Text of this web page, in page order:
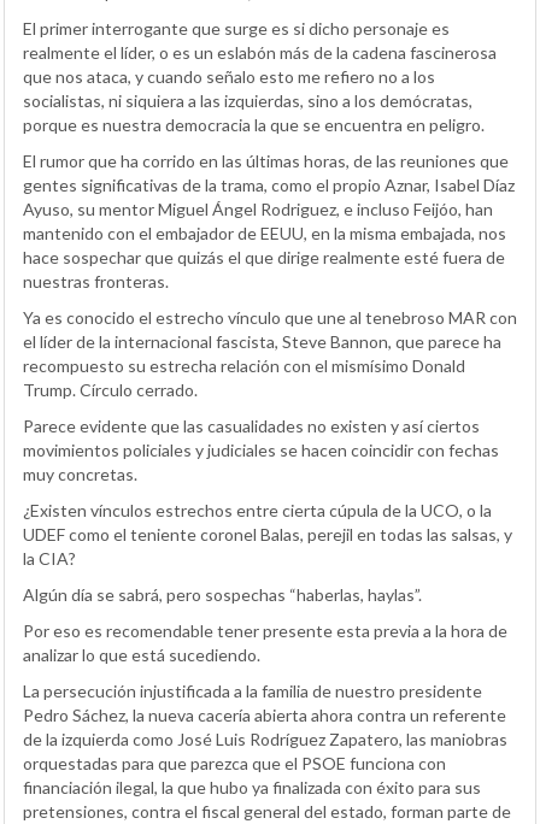
El primer interrogante que surge es si dicho personaje es
realmente el líder, o es un eslabón más de la cadena fascinerosa
que nos ataca, y cuando señalo esto me refiero no a los
socialistas, ni siquiera a las izquierdas, sino a los demócratas,
porque es nuestra democracia la que se encuentra en peligro.
El rumor que ha corrido en las últimas horas, de las reuniones que
gentes significativas de la trama, como el propio Aznar, Isabel Díaz
Ayuso, su mentor Miguel Ángel Rodriguez, e incluso Feijóo, han
mantenido con el embajador de EEUU, en la misma embajada, nos
hace sospechar que quizás el que dirige realmente esté fuera de
nuestras fronteras.
Ya es conocido el estrecho vínculo que une al tenebroso MAR con
el líder de la internacional fascista, Steve Bannon, que parece ha
recompuesto su estrecha relación con el mismísimo Donald
Trump. Círculo cerrado.
Parece evidente que las casualidades no existen y así ciertos
movimientos policiales y judiciales se hacen coincidir con fechas
muy concretas.
¿Existen vínculos estrechos entre cierta cúpula de la UCO, o la
UDEF como el teniente coronel Balas, perejil en todas las salsas, y
la CIA?
Algún día se sabrá, pero sospechas “haberlas, haylas”.
Por eso es recomendable tener presente esta previa a la hora de
analizar lo que está sucediendo.
La persecución injustificada a la familia de nuestro presidente
Pedro Sáchez, la nueva cacería abierta ahora contra un referente
de la izquierda como José Luis Rodríguez Zapatero, las maniobras
orquestadas para que parezca que el PSOE funciona con
financiación ilegal, la que hubo ya finalizada con éxito para sus
pretensiones, contra el fiscal general del estado, forman parte de